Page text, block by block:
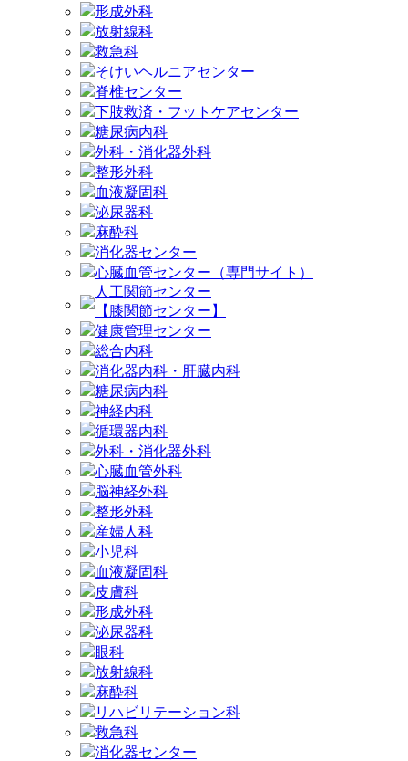
形成外科
放射線科
救急科
そけいヘルニアセンター
脊椎センター
下肢救済・フットケアセンター
糖尿病内科
外科・消化器外科
整形外科
血液凝固科
泌尿器科
麻酔科
消化器センター
心臓血管センター（専門サイト）
人工関節センター
【膝関節センター】
健康管理センター
総合内科
消化器内科・肝臓内科
糖尿病内科
神経内科
循環器内科
外科・消化器外科
心臓血管外科
脳神経外科
整形外科
産婦人科
小児科
血液凝固科
皮膚科
形成外科
泌尿器科
眼科
放射線科
麻酔科
リハビリテーション科
救急科
消化器センター